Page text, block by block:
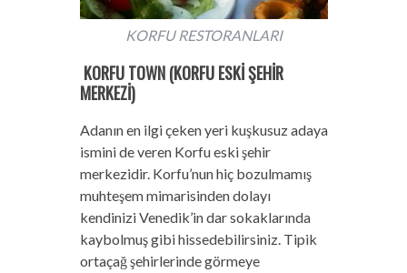
KORFU RESTORANLARI
KORFU TOWN (KORFU ESKİ ŞEHİR
MERKEZİ)
Adanın en ilgi çeken yeri kuşkusuz adaya
ismini de veren Korfu eski şehir
merkezidir. Korfu’nun hiç bozulmamış
muhteşem mimarisinden dolayı
kendinizi Venedik’in dar sokaklarında
kaybolmuş gibi hissedebilirsiniz. Tipik
ortaçağ şehirlerinde görmeye